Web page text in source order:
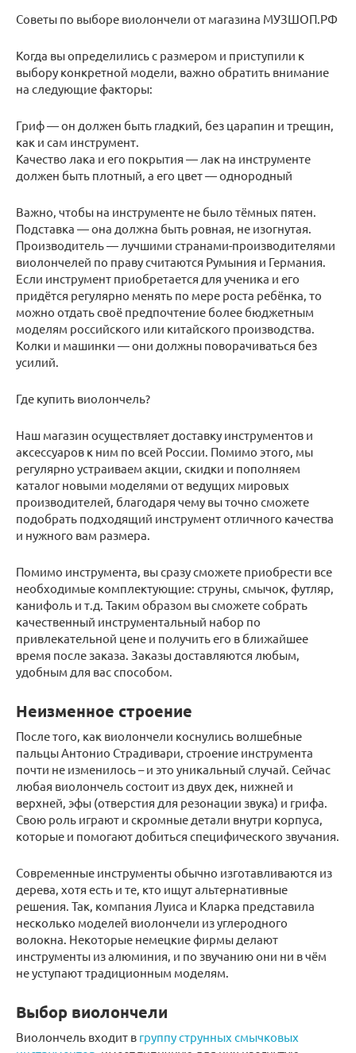
Советы по выборе виолончели от магазина МУЗШОП.РФ
Когда вы определились с размером и приступили к
выбору конкретной модели, важно обратить внимание
на следующие факторы:
Гриф — он должен быть гладкий, без царапин и трещин,
как и сам инструмент.
Качество лака и его покрытия — лак на инструменте
должен быть плотный, а его цвет — однородный
Важно, чтобы на инструменте не было тёмных пятен.
Подставка — она должна быть ровная, не изогнутая.
Производитель — лучшими странами-производителями
виолончелей по праву считаются Румыния и Германия.
Если инструмент приобретается для ученика и его
придётся регулярно менять по мере роста ребёнка, то
можно отдать своё предпочтение более бюджетным
моделям российского или китайского производства.
Колки и машинки — они должны поворачиваться без
усилий.
Где купить виолончель?
Наш магазин осуществляет доставку инструментов и
аксессуаров к ним по всей России. Помимо этого, мы
регулярно устраиваем акции, скидки и пополняем
каталог новыми моделями от ведущих мировых
производителей, благодаря чему вы точно сможете
подобрать подходящий инструмент отличного качества
и нужного вам размера.
Помимо инструмента, вы сразу сможете приобрести все
необходимые комплектующие: струны, смычок, футляр,
канифоль и т.д. Таким образом вы сможете собрать
качественный инструментальный набор по
привлекательной цене и получить его в ближайшее
время после заказа. Заказы доставляются любым,
удобным для вас способом.
Неизменное строение
После того, как виолончели коснулись волшебные
пальцы Антонио Страдивари, строение инструмента
почти не изменилось – и это уникальный случай. Сейчас
любая виолончель состоит из двух дек, нижней и
верхней, эфы (отверстия для резонации звука) и грифа.
Свою роль играют и скромные детали внутри корпуса,
которые и помогают добиться специфического звучания.
Современные инструменты обычно изготавливаются из
дерева, хотя есть и те, кто ищут альтернативные
решения. Так, компания Луиса и Кларка представила
несколько моделей виолончели из углеродного
волокна. Некоторые немецкие фирмы делают
инструменты из алюминия, и по звучанию они ни в чём
не уступают традиционным моделям.
Выбор виолончели
Виолончель входит в группу струнных смычковых